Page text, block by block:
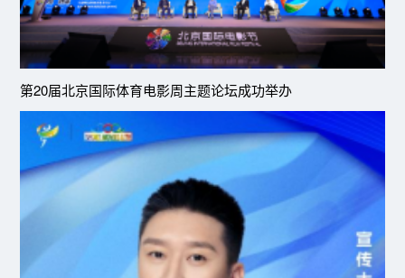
第20届北京国际体育电影周主题论坛成功举办